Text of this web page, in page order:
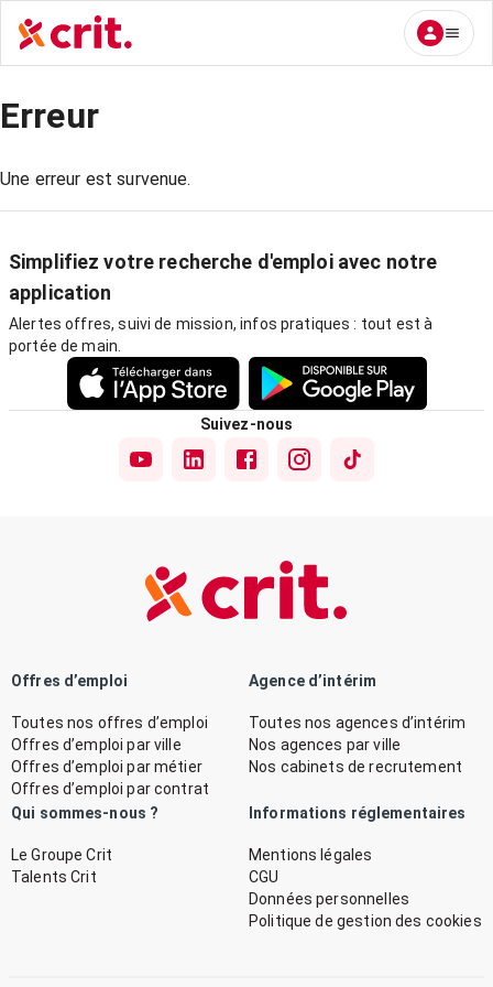
Erreur
Une erreur est survenue.
Simplifiez votre recherche d'emploi avec notre
application
Alertes offres, suivi de mission, infos pratiques : tout est à
portée de main.
Suivez-nous
Offres d’emploi
Toutes nos offres d’emploi
Offres d’emploi par ville
Offres d’emploi par métier
Offres d’emploi par contrat
Agence d’intérim
Toutes nos agences d’intérim
Nos agences par ville
Nos cabinets de recrutement
Qui sommes-nous ?
Le Groupe Crit
Talents Crit
Informations réglementaires
Mentions légales
CGU
Données personnelles
Politique de gestion des cookies